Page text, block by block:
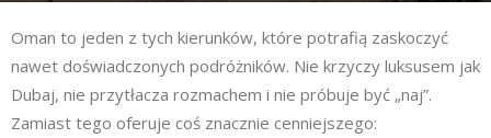
Oman to jeden z tych kierunków, które potrafią zaskoczyć
nawet doświadczonych podróżników. Nie krzyczy luksusem jak
Dubaj, nie przytłacza rozmachem i nie próbuje być „naj”.
Zamiast tego oferuje coś znacznie cenniejszego: